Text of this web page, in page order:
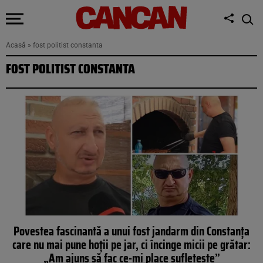
Acasă » fost politist constanta
FOST POLITIST CONSTANTA
Povestea fascinantă a unui fost jandarm din Constanța
care nu mai pune hoții pe jar, ci încinge micii pe grătar:
„Am ajuns să fac ce-mi place sufletește”